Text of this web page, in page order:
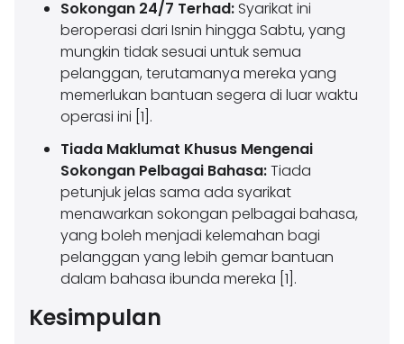
Sokongan 24/7 Terhad: Syarikat ini
beroperasi dari Isnin hingga Sabtu, yang
mungkin tidak sesuai untuk semua
pelanggan, terutamanya mereka yang
memerlukan bantuan segera di luar waktu
operasi ini [1].
Tiada Maklumat Khusus Mengenai
Sokongan Pelbagai Bahasa:Tiada
petunjuk jelas sama ada syarikat
menawarkan sokongan pelbagai bahasa,
yang boleh menjadi kelemahan bagi
pelanggan yang lebih gemar bantuan
dalam bahasa ibunda mereka [1].
Kesimpulan